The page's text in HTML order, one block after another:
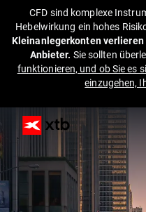
CFD sind komplexe
Hebelwirkung ein hohes
Kleinanlegerkonten verlieren
Anbieter. Sie sollten
funktionieren, und ob Sie es
einzugehen,